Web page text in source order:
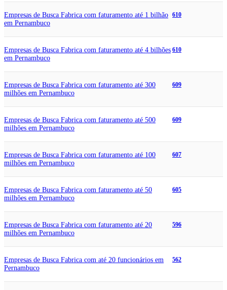
Empresas de Busca Fabrica com faturamento até 1 bilhão
em Pernambuco
610
Empresas de Busca Fabrica com faturamento até 4 bilhões
em Pernambuco
610
Empresas de Busca Fabrica com faturamento até 300
milhões em Pernambuco
609
Empresas de Busca Fabrica com faturamento até 500
milhões em Pernambuco
609
Empresas de Busca Fabrica com faturamento até 100
milhões em Pernambuco
607
Empresas de Busca Fabrica com faturamento até 50
milhões em Pernambuco
605
Empresas de Busca Fabrica com faturamento até 20
milhões em Pernambuco
596
Empresas de Busca Fabrica com até 20 funcionários em
Pernambuco
562